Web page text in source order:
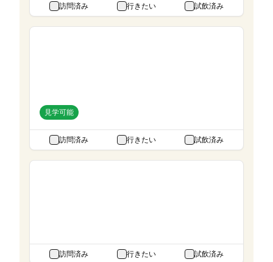
訪問済み 行きたい 試飲済み
見学可能
訪問済み 行きたい 試飲済み
訪問済み 行きたい 試飲済み